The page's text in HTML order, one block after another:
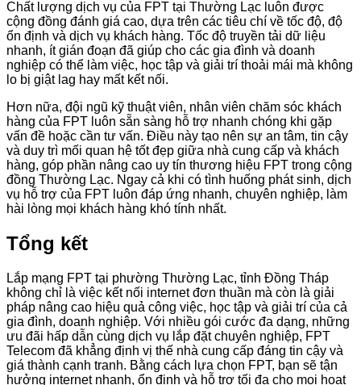
Chất lượng dịch vụ của FPT tại Thường Lạc luôn được
cộng đồng đánh giá cao, dựa trên các tiêu chí về tốc độ, độ
ổn định và dịch vụ khách hàng. Tốc độ truyền tải dữ liệu
nhanh, ít gián đoạn đã giúp cho các gia đình và doanh
nghiệp có thể làm việc, học tập và giải trí thoải mái mà không
lo bị giật lag hay mất kết nối.
Hơn nữa, đội ngũ kỹ thuật viên, nhân viên chăm sóc khách
hàng của FPT luôn sẵn sàng hỗ trợ nhanh chóng khi gặp
vấn đề hoặc cần tư vấn. Điều này tạo nên sự an tâm, tin cậy
và duy trì mối quan hệ tốt đẹp giữa nhà cung cấp và khách
hàng, góp phần nâng cao uy tín thương hiệu FPT trong cộng
đồng Thường Lạc. Ngay cả khi có tình huống phát sinh, dịch
vụ hỗ trợ của FPT luôn đáp ứng nhanh, chuyên nghiệp, làm
hài lòng mọi khách hàng khó tính nhất.
Tổng kết
Lắp mạng FPT tại phường Thường Lạc, tỉnh Đồng Tháp
không chỉ là việc kết nối internet đơn thuần mà còn là giải
pháp nâng cao hiệu quả công việc, học tập và giải trí của cả
gia đình, doanh nghiệp. Với nhiều gói cước đa dạng, những
ưu đãi hấp dẫn cùng dịch vụ lắp đặt chuyên nghiệp, FPT
Telecom đã khẳng định vị thế nhà cung cấp đáng tin cậy và
giá thành cạnh tranh. Bằng cách lựa chọn FPT, bạn sẽ tận
hưởng internet nhanh, ổn định và hỗ trợ tối đa cho mọi hoạt